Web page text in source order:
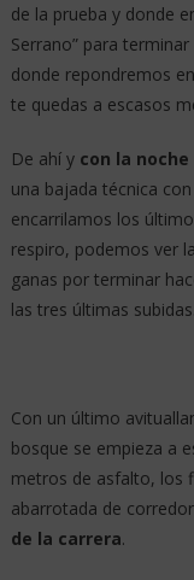
de la prueba y donde
Serrano” para
donde repondremos
te quedas a escasos
De ahí y con la
una bajada técnica
encarrilamos los
respiro, podemos ver
ganas por terminar
las tres últimas subidas.
Con un último
bosque se empieza a
metros de asfalto, los
abarrotada de
de la carrera.